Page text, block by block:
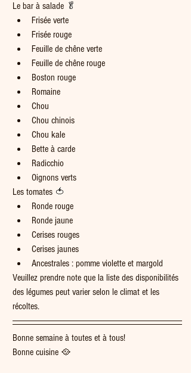
Le bar à salade 🥬
Frisée verte
Frisée rouge
Feuille de chêne verte
Feuille de chêne rouge
Boston rouge
Romaine
Chou
Chou chinois
Chou kale
Bette à carde
Radicchio
Oignons verts
Les tomates 🍅
Ronde rouge
Ronde jaune
Cerises rouges
Cerises jaunes
Ancestrales : pomme violette et margold
Veuillez prendre note que la liste des disponibilités
des légumes peut varier selon le climat et les
récoltes.
Bonne semaine à toutes et à tous!
Bonne cuisine 🥘